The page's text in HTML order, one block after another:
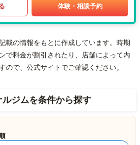
体験・相談予約
載の情報をもとに作成しています。時期
で料金が割引されたり、店舗によって内
ので、公式サイトでご確認ください。
ジムを条件から探す